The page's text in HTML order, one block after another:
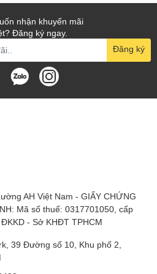
đo độ ẩm gỗ, bê tông, Máy đo độ
máy đo độ ẩm vải, máy đo độ
mặt trời
xạ mặt trời, thiết bị đo điện từ
liệu
nhận khuyến mãi
Đăng ký ngay.
Đăng ký
AH Việt Nam - GIẤY CHỨNG
Mã số thuế: 0317701050, cấp
- Sở KHĐT TPHCM
39 Đường số 10, Khu phố 2,